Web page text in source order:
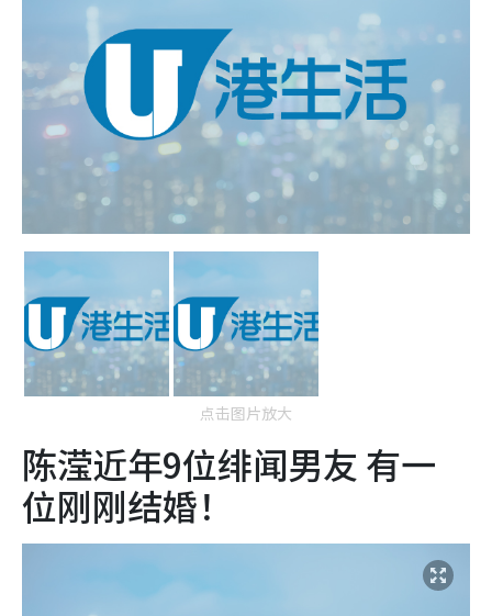
点击图片放大
陈滢近年9位绯闻男友 有一
位刚刚结婚！